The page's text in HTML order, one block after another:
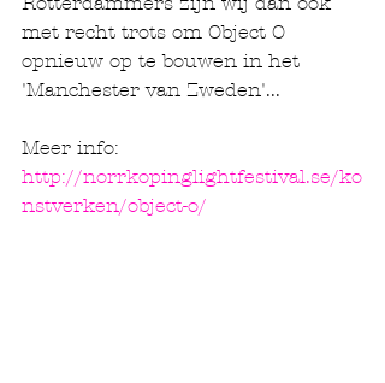
met recht trots om Object O
opnieuw op te bouwen in het
'Manchester van Zweden'...
Meer info:
http://norrkopinglightfestival.se/ko
nstverken/object-o/